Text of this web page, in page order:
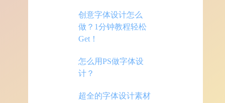
创意字体设计怎么
做？1分钟教程轻松
Get！
怎么用PS做字体设
计？
超全的字体设计素材